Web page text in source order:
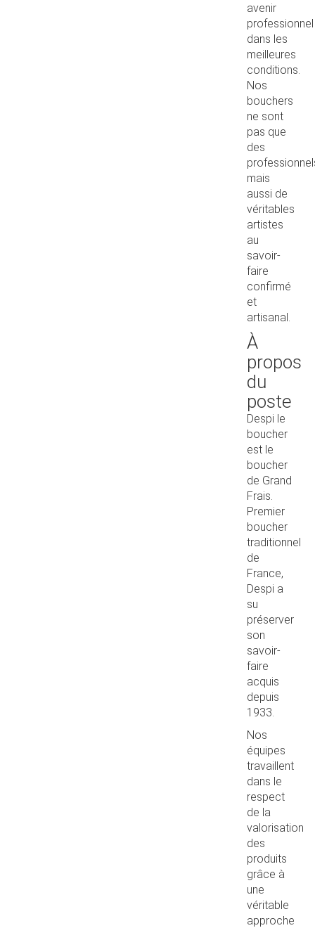
avenir
professionnel
dans les
meilleures
conditions.
Nos
bouchers
ne sont
pas que
des
mais
aussi de
véritables
artistes
au
savoir-
faire
confirmé
et
artisanal.
À
propos
du
poste
Despi le
boucher
est le
boucher
de Grand
Frais.
Premier
boucher
traditionnel
de
France,
Despi a
su
préserver
son
savoir-
faire
acquis
depuis
1933.
Nos
équipes
travaillent
dans le
respect
de la
valorisation
des
produits
grâce à
une
véritable
approche